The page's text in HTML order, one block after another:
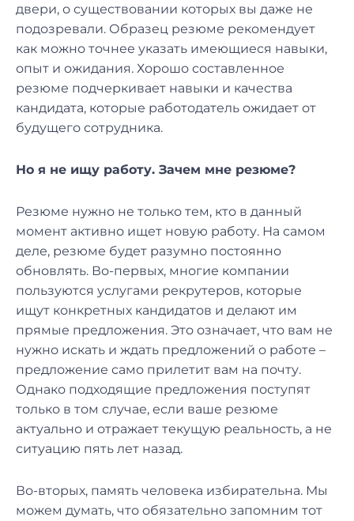
двери, о существовании которых вы даже не
подозревали. Образец резюме рекомендует
как можно точнее указать имеющиеся навыки,
опыт и ожидания. Хорошо составленное
резюме подчеркивает навыки и качества
кандидата, которые работодатель ожидает от
будущего сотрудника.
Но я не ищу работу. Зачем мне резюме?
Резюме нужно не только тем, кто в данный
момент активно ищет новую работу. На самом
деле, резюме будет разумно постоянно
обновлять. Во-первых, многие компании
пользуются услугами рекрутеров, которые
ищут конкретных кандидатов и делают им
прямые предложения. Это означает, что вам не
нужно искать и ждать предложений о работе –
предложение само прилетит вам на почту.
Однако подходящие предложения поступят
только в том случае, если ваше резюме
актуально и отражает текущую реальность, а не
ситуацию пять лет назад.
Во-вторых, память человека избирательна. Мы
можем думать, что обязательно запомним тот